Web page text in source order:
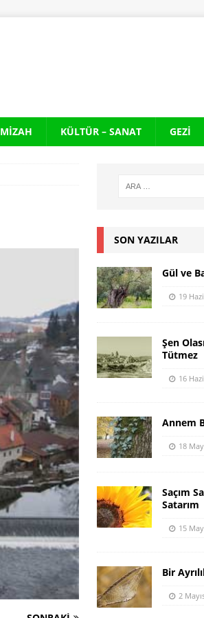
MIZAH KÜLTÜR – SANAT GEZI
SON YAZILAR
Gül ve
19
Şen
Tütmez
16
Annem
18
Saçım
Satarım
15
Bir
2